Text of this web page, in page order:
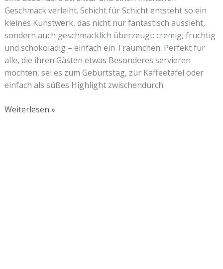
Geschmack verleiht. Schicht für Schicht entsteht so ein
kleines Kunstwerk, das nicht nur fantastisch aussieht,
sondern auch geschmacklich überzeugt: cremig, fruchtig
und schokoladig – einfach ein Träumchen. Perfekt für
alle, die ihren Gästen etwas Besonderes servieren
möchten, sei es zum Geburtstag, zur Kaffeetafel oder
einfach als süßes Highlight zwischendurch.
Weiterlesen »